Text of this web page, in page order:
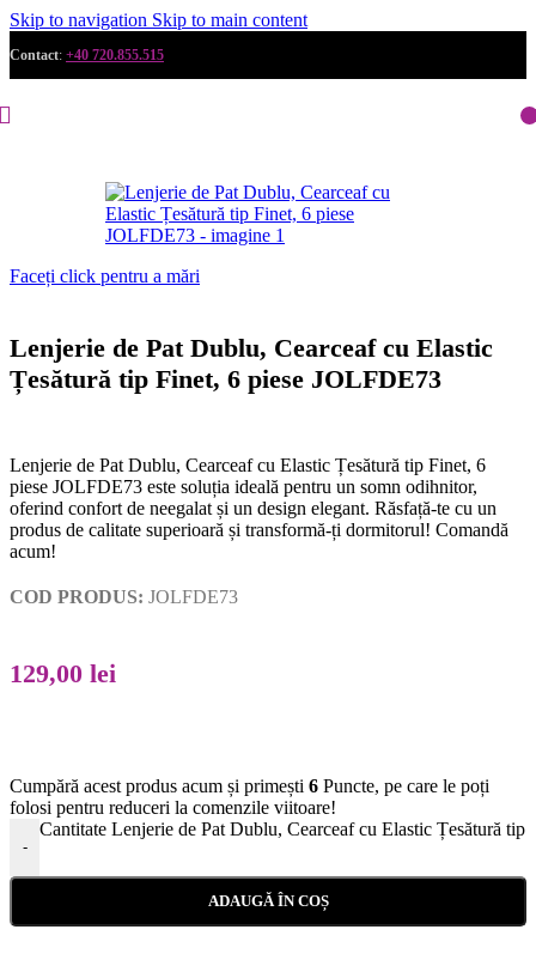
Skip to navigation Skip to main content
Contact: +40 720.855.515
Faceți click pentru a mări
Lenjerie de Pat Dublu, Cearceaf cu Elastic
Țesătură tip Finet, 6 piese JOLFDE73
Lenjerie de Pat Dublu, Cearceaf cu Elastic Țesătură tip Finet, 6
piese JOLFDE73 este soluția ideală pentru un somn odihnitor,
oferind confort de neegalat și un design elegant. Răsfață-te cu un
produs de calitate superioară și transformă-ți dormitorul! Comandă
acum!
COD PRODUS: JOLFDE73
129,00 lei
Cumpără acest produs acum și primești 6 Puncte, pe care le poți
folosi pentru reduceri la comenzile viitoare!
-
Cantitate Lenjerie de Pat Dublu, Cearceaf cu Elastic Țesătură
ADAUGĂ ÎN COȘ